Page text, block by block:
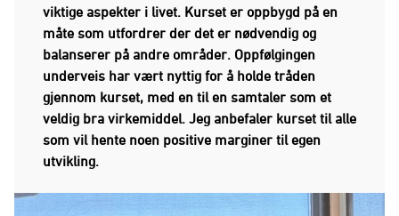
viktige aspekter i livet. Kurset er oppbygd på en
måte som utfordrer der det er nødvendig og
balanserer på andre områder. Oppfølgingen
underveis har vært nyttig for å holde tråden
gjennom kurset, med en til en samtaler som et
veldig bra virkemiddel. Jeg anbefaler kurset til alle
som vil hente noen positive marginer til egen
utvikling.